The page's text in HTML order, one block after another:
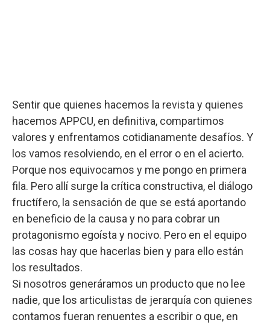
Sentir que quienes hacemos la revista y quienes
hacemos APPCU, en definitiva, compartimos
valores y enfrentamos cotidianamente desafíos. Y
los vamos resolviendo, en el error o en el acierto.
Porque nos equivocamos y me pongo en primera
fila. Pero allí surge la crítica constructiva, el diálogo
fructífero, la sensación de que se está aportando
en beneficio de la causa y no para cobrar un
protagonismo egoísta y nocivo. Pero en el equipo
las cosas hay que hacerlas bien y para ello están
los resultados.
Si nosotros generáramos un producto que no lee
nadie, que los articulistas de jerarquía con quienes
contamos fueran renuentes a escribir o que, en